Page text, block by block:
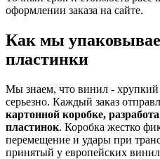
оформлении заказа на сайте.
Как мы
пластинки
Мы знаем, что винил - хрупкий
серьезно. Каждый заказ
картонной коробке,
пластинок. Коробка жестко
перемещение и удары при
принятый у европейских